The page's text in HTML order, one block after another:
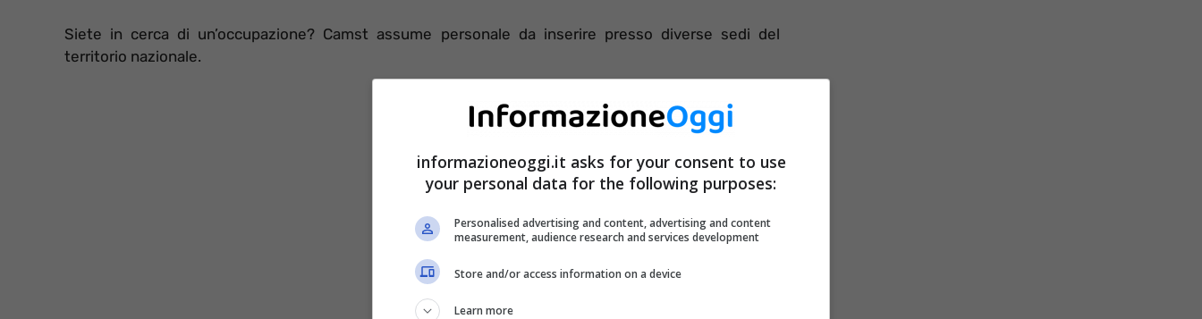
Siete in cerca di un’occupazione? Camst assume personale da inserire presso diverse sedi del
territorio nazionale.
informazioneoggi.it asks for your consent to use
your personal data for the following purposes:
Personalised advertising and content, advertising and content
measurement, audience research and services development
Store and/or access information on a device
Learn more